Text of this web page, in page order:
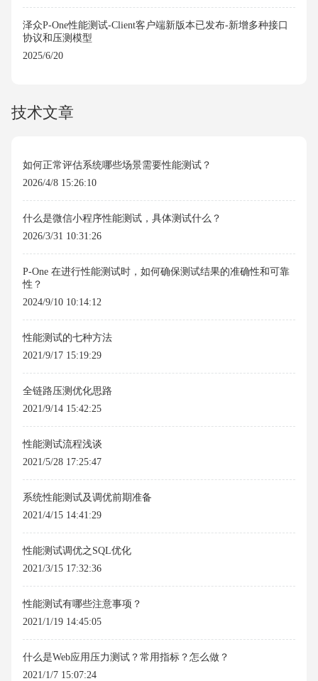
泽众P-One性能测试-Client客户端新版本已发布-新增多种接口
协议和压测模型
2025/6/20
技术文章
如何正常评估系统哪些场景需要性能测试？
2026/4/8 15:26:10
什么是微信小程序性能测试，具体测试什么？
2026/3/31 10:31:26
P-One 在进行性能测试时，如何确保测试结果的准确性和可靠
性？
2024/9/10 10:14:12
性能测试的七种方法
2021/9/17 15:19:29
全链路压测优化思路
2021/9/14 15:42:25
性能测试流程浅谈
2021/5/28 17:25:47
系统性能测试及调优前期准备
2021/4/15 14:41:29
性能测试调优之SQL优化
2021/3/15 17:32:36
性能测试有哪些注意事项？
2021/1/19 14:45:05
什么是Web应用压力测试？常用指标？怎么做？
2021/1/7 15:07:24